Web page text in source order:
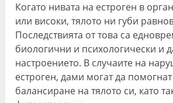
Когато нивата на естроген в
или високи, тялото ни губи
Последствията от това са
биологични и психологически и
настроението. В случаите на
естроген, дами могат да помогнат
балансиране на тялото си, като